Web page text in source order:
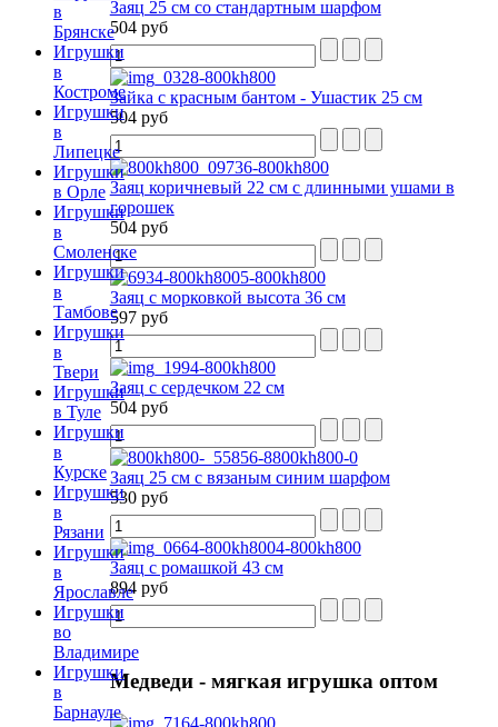
Заяц 25 см со стандартным шарфом
504 руб
Зайка с красным бантом - Ушастик 25 см
504 руб
Заяц коричневый 22 см с длинными ушами в
горошек
504 руб
Заяц с морковкой высота 36 см
597 руб
Заяц с сердечком 22 см
504 руб
Заяц 25 см с вязаным синим шарфом
530 руб
Заяц с ромашкой 43 см
894 руб
Медведи- мягкая игрушка оптом
в
Брянске
Игрушки
в
Костроме
Игрушки
в
Липецке
Игрушки
в Орле
Игрушки
в
Смоленске
Игрушки
в
Тамбове
Игрушки
в
Твери
Игрушки
в Туле
Игрушки
в
Курске
Игрушки
в
Рязани
Игрушки
в
Ярославле
Игрушки
во
Владимире
Игрушки
в
Барнауле